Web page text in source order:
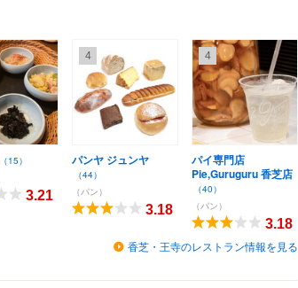
（15）
3.21
4
パンヤ ジュンヤ
（44）
（パン）
3.18
4
パイ専門店
Pie,Guruguru 香芝店
（40）
（パン）
3.18
香芝・王寺のレストラン情報を見る